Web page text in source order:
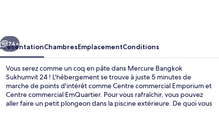
Suivant
74+
PrésentationChambresEmplacementConditions
Vous serez comme un coq en pâte dans Mercure Bangkok
Sukhumvit 24 ! L'hébergement se trouve à juste 5 minutes de
marche de points d'intérêt comme Centre commercial Emporium et
Centre commercial EmQuartier. Pour vous rafraîchir, vous pouvez
aller faire un petit plongeon dans la piscine extérieure. De quoi vous